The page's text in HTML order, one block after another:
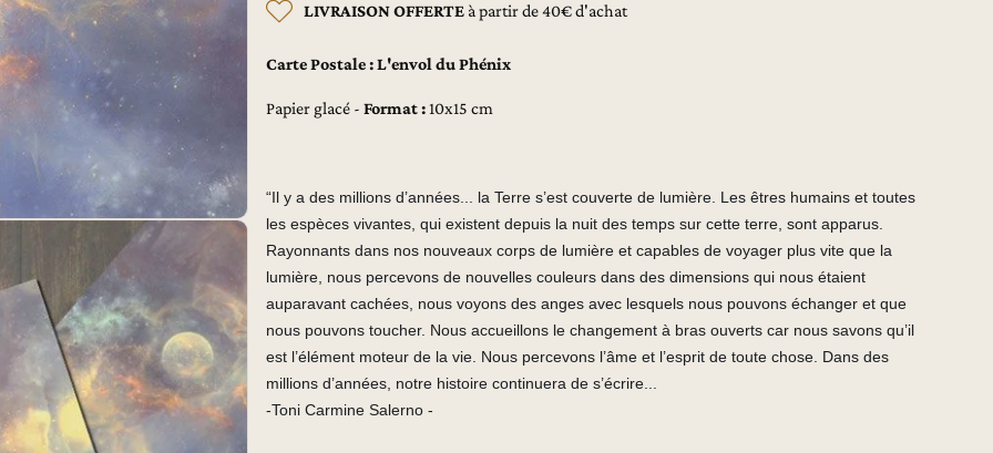
LIVRAISON OFFERTE à partir de 40€ d'achat
Carte Postale : L'envol du Phénix
Papier glacé - Format :10x15 cm
“Il y a des millions d’années... la Terre s’est couverte de lumière. Les êtres humains et toutes
les espèces vivantes, qui existent depuis la nuit des temps sur cette terre, sont apparus.
Rayonnants dans nos nouveaux corps de lumière et capables de voyager plus vite que la
lumière, nous percevons de nouvelles couleurs dans des dimensions qui nous étaient
auparavant cachées, nous voyons des anges avec lesquels nous pouvons échanger et que
nous pouvons toucher. Nous accueillons le changement à bras ouverts car nous savons qu’il
est l’élément moteur de la vie. Nous percevons l’âme et l’esprit de toute chose. Dans des
millions d’années, notre histoire continuera de s’écrire...
-Toni Carmine Salerno -